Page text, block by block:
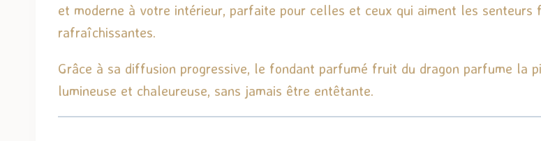
et moderne à votre intérieur, parfaite pour celles et ceux qui aiment les
rafraîchissantes.
Grâce à sa diffusion progressive, le fondant parfumé fruit du dragon parfume la
lumineuse et chaleureuse, sans jamais être entêtante.